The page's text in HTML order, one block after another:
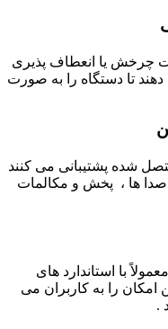
چرخش یا انعطاف پذیری
تا دستگاه را به صورت
شده پشتیبانی می ‌کنند
صدا ها ، پخش و مکالمات
مبدل تایپ سی به صدا بیسوس Baseus معمولاً با استاندارد های
امکان را به کاربران می
.